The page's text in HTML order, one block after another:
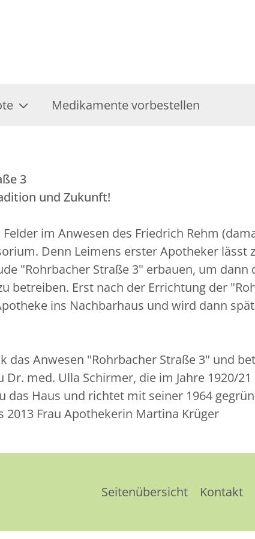
Medikamente vorbestellen
3
und Zukunft!
im Anwesen des Friedrich Rehm
Denn Leimens erster Apotheker lässt
"Rohrbacher Straße 3" erbauen, um dann
Erst nach der Errichtung der
ins Nachbarhaus und wird dann
das Anwesen "Rohrbacher Straße 3" und
med. Ulla Schirmer, die im Jahre 1920/
das Haus und richtet mit seiner 1964
2013 Frau Apothekerin Martina Krüger
Seitenübersicht Kontakt